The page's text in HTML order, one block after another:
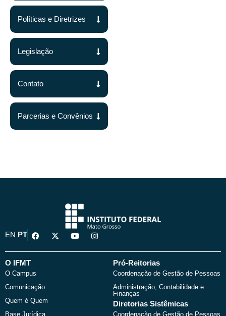
Políticas e Diretrizes
Legislação
Contato
Parcerias e Convênios
EN PT
F
a
e
o
k
X
-
w
Y
o
t
I
n
t
O IFMT
O Campus
Comunicação
Quem é Quem
Base Jurídica
Pró-Reitorias
Coordenação de Gestão de Pessoas
Administração, Contabilidade e
Finanças
Diretorias Sistêmicas
Coordenação de Gestão de Pessoas